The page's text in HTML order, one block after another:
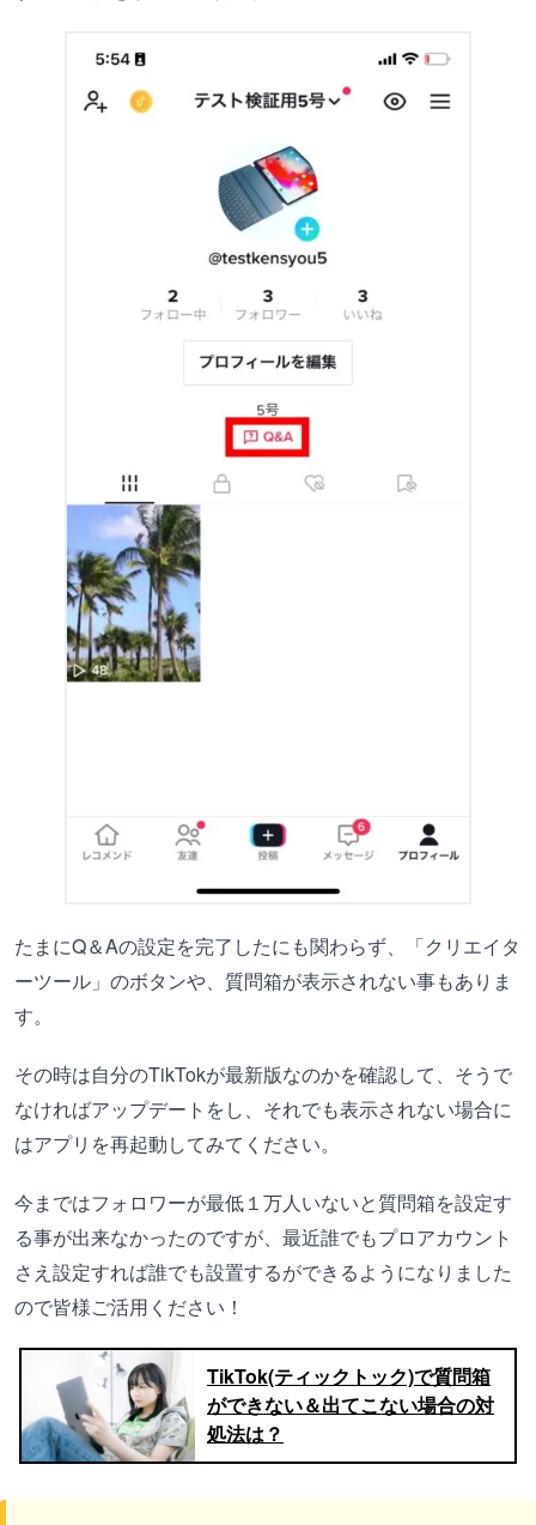
たまにQ＆Aの設定を完了したにも関わらず、「クリエイタ
ーツール」のボタンや、質問箱が表示されない事もありま
す。
その時は自分のTikTokが最新版なのかを確認して、そうで
なければアップデートをし、それでも表示されない場合に
はアプリを再起動してみてください。
今まではフォロワーが最低１万人いないと質問箱を設定す
る事が出来なかったのですが、最近誰でもプロアカウント
さえ設定すれば誰でも設置するができるようになりました
ので皆様ご活用ください！
TikTok(ティックトック)で質問箱
ができない＆出てこない場合の対
処法は？